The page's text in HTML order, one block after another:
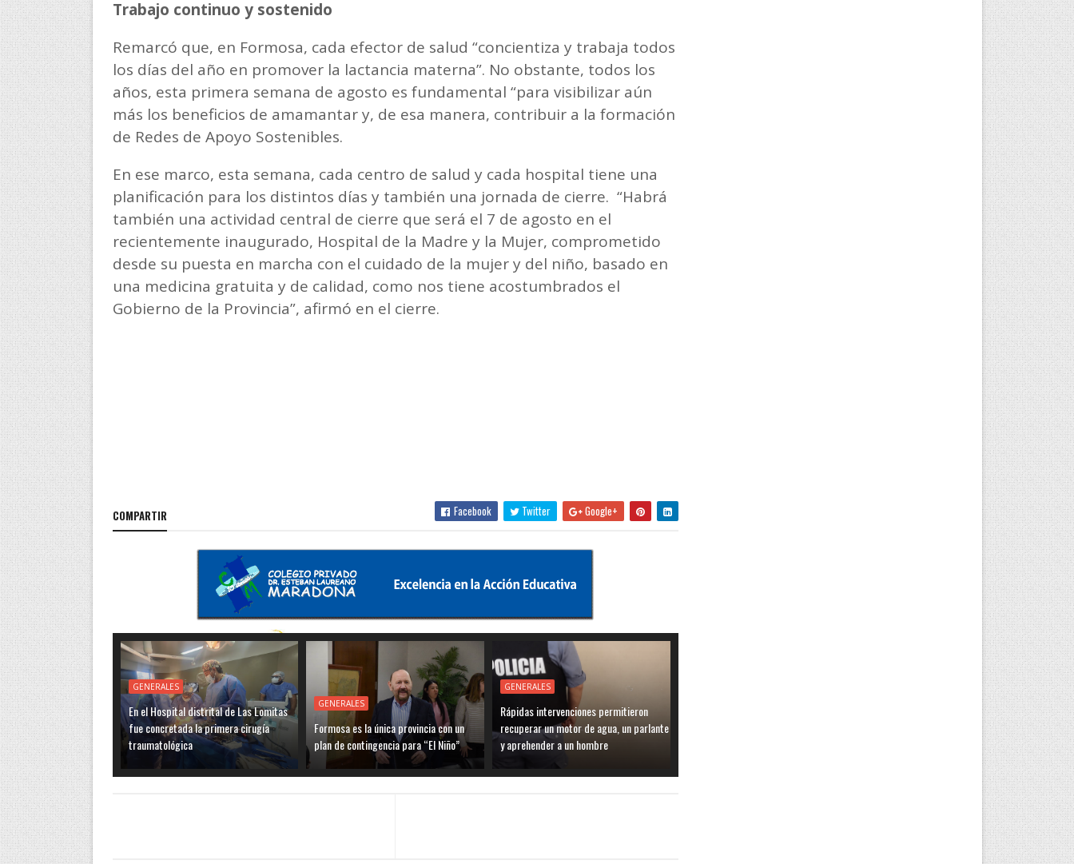
Trabajo continuo y sostenido
Remarcó que, en Formosa, cada efector de salud “concientiza y trabaja todos
los días del año en promover la lactancia materna”. No obstante, todos los
años, esta primera semana de agosto es fundamental “para visibilizar aún
más los beneficios de amamantar y, de esa manera, contribuir a la formación
de Redes de Apoyo Sostenibles.
En ese marco, esta semana, cada centro de salud y cada hospital tiene una
planificación para los distintos días y también una jornada de cierre. “Habrá
también una actividad central de cierre que será el 7 de agosto en el
recientemente inaugurado, Hospital de la Madre y la Mujer, comprometido
desde su puesta en marcha con el cuidado de la mujer y del niño, basado en
una medicina gratuita y de calidad, como nos tiene acostumbrados el
Gobierno de la Provincia”, afirmó en el cierre.
COMPARTIR Facebook Twitter Google+
GENERALES
En el Hospital distrital de Las Lomitas
fue concretada la primera cirugía
traumatológica
GENERALES
Formosa es la única provincia con un
plan de contingencia para “El Niño”
GENERALES
Rápidas intervenciones permitieron
recuperar un motor de agua, un parlante
y aprehender a un hombre